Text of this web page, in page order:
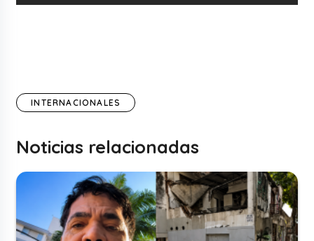
INTERNACIONALES
Noticias relacionadas